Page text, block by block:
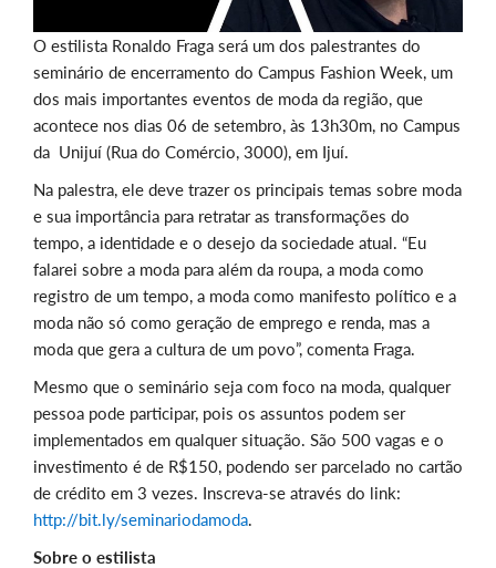
O estilista Ronaldo Fraga será um dos palestrantes do
seminário de encerramento do Campus Fashion Week, um
dos mais importantes eventos de moda da região, que
acontece nos dias 06 de setembro, às 13h30m, no Campus
da Unijuí (Rua do Comércio, 3000), em Ijuí.
Na palestra, ele deve trazer os principais temas sobre moda
e sua importância para retratar as transformações do
tempo, a identidade e o desejo da sociedade atual. “Eu
falarei sobre a moda para além da roupa, a moda como
registro de um tempo, a moda como manifesto político e a
moda não só como geração de emprego e renda, mas a
moda que gera a cultura de um povo”, comenta Fraga.
Mesmo que o seminário seja com foco na moda, qualquer
pessoa pode participar, pois os assuntos podem ser
implementados em qualquer situação. São 500 vagas e o
investimento é de R$150, podendo ser parcelado no cartão
de crédito em 3 vezes. Inscreva-se através do link:
http://bit.ly/seminariodamoda.
Sobre o estilista